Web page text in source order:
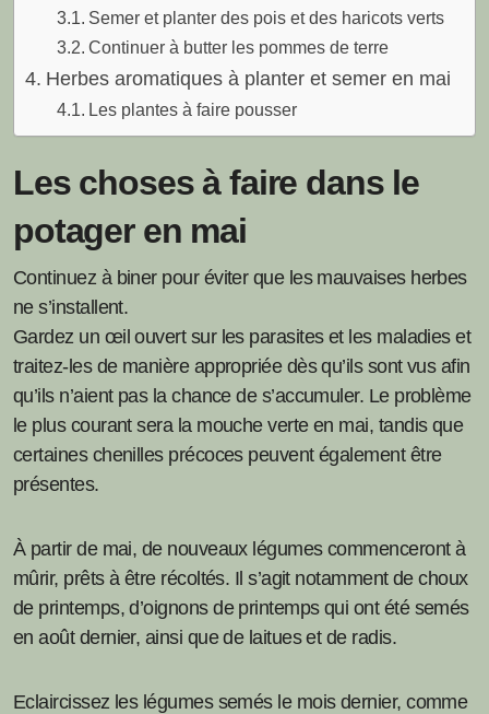
Semer et planter des pois et des haricots verts
Continuer à butter les pommes de terre
Herbes aromatiques à planter et semer en mai
Les plantes à faire pousser
Les choses à faire dans le
potager en mai
Continuez à biner pour éviter que les mauvaises herbes
ne s’installent.
Gardez un œil ouvert sur les parasites et les maladies et
traitez-les de manière appropriée dès qu’ils sont vus afin
qu’ils n’aient pas la chance de s’accumuler. Le problème
le plus courant sera la mouche verte en mai, tandis que
certaines chenilles précoces peuvent également être
présentes.
À partir de mai, de nouveaux légumes commenceront à
mûrir, prêts à être récoltés. Il s’agit notamment de choux
de printemps, d’oignons de printemps qui ont été semés
en août dernier, ainsi que de laitues et de radis.
Eclaircissez les légumes semés le mois dernier, comme